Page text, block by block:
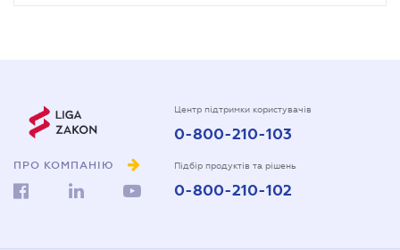
ПРО КОМПАНІЮ
Центр підтримки користувачів
0-800-210-103
Підбір продуктів та рішень
0-800-210-102